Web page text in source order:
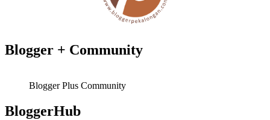
Blogger + Community
Blogger Plus Community
BloggerHub